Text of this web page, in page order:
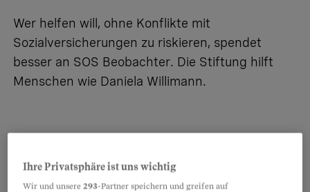
Wer helfen will, ohne Konflikte mit
Sozialversicherungen zu riskieren, spendet
besser an SOS Beobachter. Die Stiftung hilft
Menschen wie Daniela Willimann.
Partnerinhalte
Ihre Privatsphäre ist uns wichtig
Wir und unsere293-Partner speichern und greifen auf